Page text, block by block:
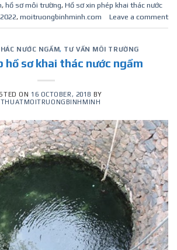
, hồ sơ môi trường, Hồ sơ xin phép khai thác nước
, moitruongbinhminh.com Leave a comment
NƯỚC NGẦM, TƯ VẤN MÔI TRƯỜNG
hồ sơ khai thác nước ngầm
ON 16 OCTOBER, 2018 BY